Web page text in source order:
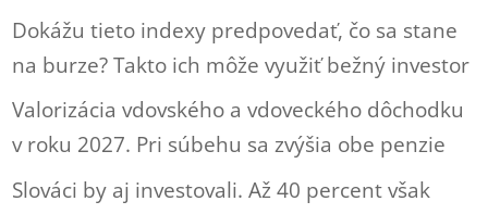
Dokážu tieto indexy predpovedať, čo sa stane
na burze? Takto ich môže využiť bežný investor
Valorizácia vdovského a vdoveckého dôchodku
v roku 2027. Pri súbehu sa zvýšia obe penzie
Slováci by aj investovali. Až 40 percent však